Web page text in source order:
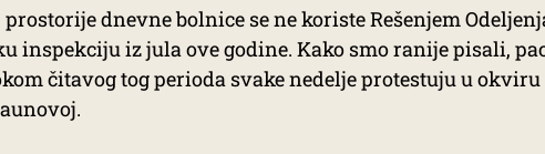
prostorije dnevne bolnice se ne koriste Rešenjem
inspekciju iz jula ove godine. Kako smo ranije pisali,
čitavog tog perioda svake nedelje protestuju u